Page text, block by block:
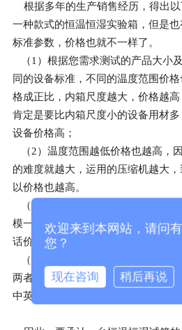
根据多年的生产销售经历，得出
一种款式的恒温恒湿实验箱，但是
标准参数，价格也就不一样了。
（1）根据您需求测试的产品大小
同的设备标准，不同的温度范围价
格成正比，内箱尺度越大，价格越
肯定是要比内箱尺度小的设备用材
设备价格高；
（2）温度范围越低价格也越高，
的难度就越大，运用的压缩机越大
以价格也越高。
（3）因为恒温恒湿实验箱的外形
模一样的，因此要区别客户是否要
话价格会比高低温实验箱高1000元人
（4）控制器要承认是用五颜六色
两者也有一定的差价，五颜六色触
中英文转化，比薄膜按键式控制器价
欢迎来到本网站，请问
您？
现在咨询 稍后再说